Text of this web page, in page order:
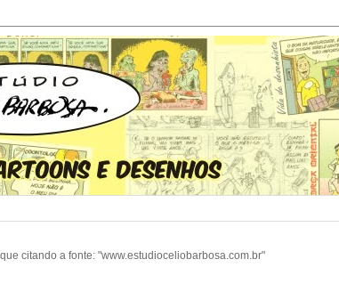
citando a fonte: "www.estudioceliobarbosa.com.br"